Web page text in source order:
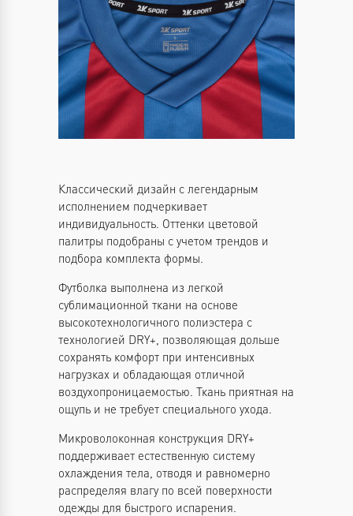
Классический дизайн с легендарным
исполнением подчеркивает
индивидуальность. Оттенки цветовой
палитры подобраны с учетом трендов и
подбора комплекта формы.
Футболка выполнена из легкой
сублимационной ткани на основе
высокотехнологичного полиэстера с
технологией DRY+, позволяющая дольше
сохранять комфорт при интенсивных
нагрузках и обладающая отличной
воздухопроницаемостью. Ткань приятная на
ощупь и не требует специального ухода.
Микроволоконная конструкция DRY+
поддерживает естественную систему
охлаждения тела, отводя и равномерно
распределяя влагу по всей поверхности
одежды для быстрого испарения.